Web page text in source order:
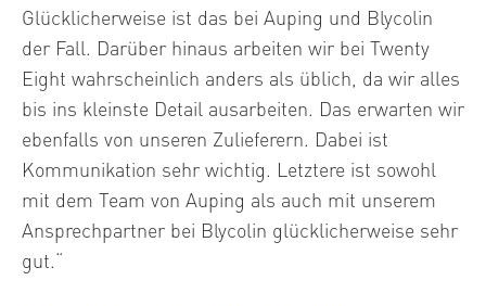
Glücklicherweise ist das bei Auping und Blycolin
der Fall. Darüber hinaus arbeiten wir bei Twenty
Eight wahrscheinlich anders als üblich, da wir alles
bis ins kleinste Detail ausarbeiten. Das erwarten wir
ebenfalls von unseren Zulieferern. Dabei ist
Kommunikation sehr wichtig. Letztere ist sowohl
mit dem Team von Auping als auch mit unserem
Ansprechpartner bei Blycolin glücklicherweise sehr
gut.“